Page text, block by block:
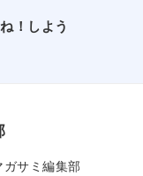
！しよう
ガサミ編集部